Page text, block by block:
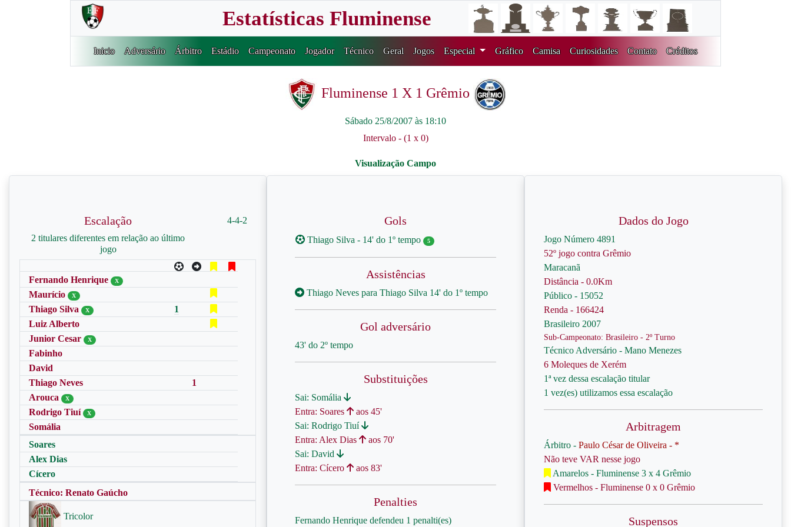
Estatísticas Fluminense
Inicio Adversário Árbitro Estádio Campeonato Jogador Técnico Geral Jogos Especial Gráfico Camisa Curiosidades Contato Créditos
Fluminense 1 X 1 Grêmio
Sábado 25/8/2007 às 18:10
Intervalo - (1 x 0)
Escalação
2 titulares diferentes em relação ao último
jogo
4-4-2
Fernando Henrique X
Maurício X
Thiago Silva X
1
Luiz Alberto
Junior Cesar
X
Fabinho
David
Thiago Neves
1
Arouca
X
Rodrigo Tiuí X
Somália
Soares
Alex Dias
Cícero
Técnico: Renato Gaúcho
Tricolor
Gols
Thiago Silva - 14' do 1º tempo 5
Assistências
Thiago Neves para Thiago Silva 14' do 1º tempo
Gol adversário
43' do 2º tempo
Substituições
Sai: Somália
Entra: Soares
aos 45'
Sai: Rodrigo Tiuí
Entra: Alex Dias
aos 70'
Sai: David
Entra: Cícero
aos 83'
Penalties
Fernando Henrique defendeu 1 penalti(es)
Dados do Jogo
Jogo Número 4891
52º jogo contra Grêmio
Maracanã
Distância - 0.0Km
Público - 15052
Renda - 166424
Brasileiro 2007
Sub-Campeonato: Brasileiro - 2º Turno
Técnico Adversário - Mano Menezes
6 Moleques de Xerém
1ª vez dessa escalação titular
1 vez(es) utilizamos essa escalação
Arbitragem
Árbitro - Paulo César de Oliveira - *
Não teve VAR nesse jogo
Amarelos - Fluminense 3 x 4 Grêmio
Vermelhos - Fluminense 0 x 0 Grêmio
Suspensos